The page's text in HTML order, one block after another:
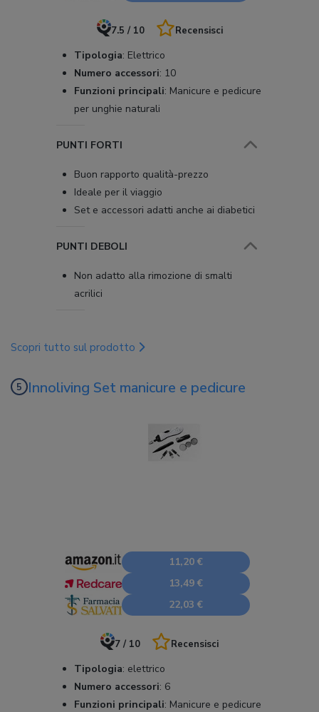
7.5 / 10 Recensisci
Tipologia: Elettrico
Numero accessori: 10
Funzioni principali: Manicure e pedicure
per unghie naturali
PUNTI FORTI
Buon rapporto qualità-prezzo
Ideale per il viaggio
Set e accessori adatti anche ai diabetici
PUNTI DEBOLI
Non adatto alla rimozione di smalti
acrilici
Scopri tutto sul prodotto
Innoliving Set manicure e pedicure
11,20 €
13,49 €
22,03 €
7 / 10 Recensisci
Tipologia: elettrico
Numero accessori: 6
Funzioni principali: Manicure e pedicure